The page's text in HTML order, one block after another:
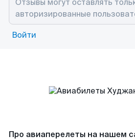
Войти
Про авиаперелеты на нашем